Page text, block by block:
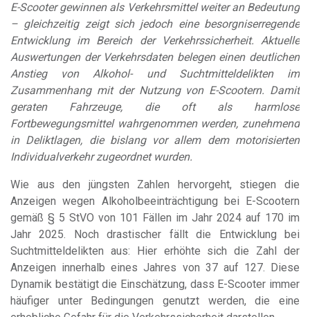
E-Scooter gewinnen als Verkehrsmittel weiter an Bedeutung
– gleichzeitig zeigt sich jedoch eine besorgniserregende
Entwicklung im Bereich der Verkehrssicherheit. Aktuelle
Auswertungen der Verkehrsdaten belegen einen deutlichen
Anstieg von Alkohol- und Suchtmitteldelikten im
Zusammenhang mit der Nutzung von E-Scootern. Damit
geraten Fahrzeuge, die oft als harmlose
Fortbewegungsmittel wahrgenommen werden, zunehmend
in Deliktlagen, die bislang vor allem dem motorisierten
Individualverkehr zugeordnet wurden.
Wie aus den jüngsten Zahlen hervorgeht, stiegen die
Anzeigen wegen Alkoholbeeinträchtigung bei E-Scootern
gemäß § 5 StVO von 101 Fällen im Jahr 2024 auf 170 im
Jahr 2025. Noch drastischer fällt die Entwicklung bei
Suchtmitteldelikten aus: Hier erhöhte sich die Zahl der
Anzeigen innerhalb eines Jahres von 37 auf 127. Diese
Dynamik bestätigt die Einschätzung, dass E-Scooter immer
häufiger unter Bedingungen genutzt werden, die eine